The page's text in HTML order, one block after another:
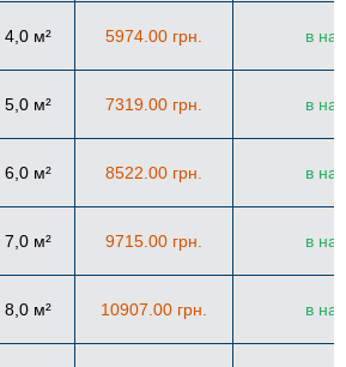
4,0 м² 5974.00 грн. в
5,0 м² 7319.00 грн. в
6,0 м² 8522.00 грн. в
7,0 м² 9715.00 грн. в
8,0 м² 10907.00 грн. в